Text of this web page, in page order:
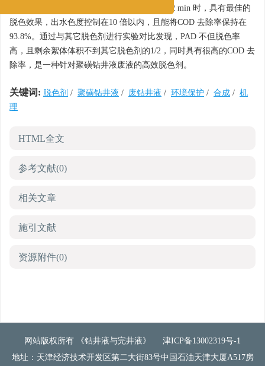
pH 值为4、搅拌速度为30 r/min、搅拌时间为2 min 时，具有最佳的
脱色效果，出水色度控制在10 倍以内，且能将COD 去除率保持在
93.8%。通过与其它脱色剂进行实验对比发现，PAD 不但脱色率
高，且剩余絮体体积不到其它脱色剂的1/2，同时具有很高的COD 去
除率，是一种针对聚磺钻井液废液的高效脱色剂。
关键词: 脱色剂 / 聚磺钻井液 / 废钻井液 / 环境保护 / 合成 / 机
理
HTML全文
参考文献(0)
相关文章
施引文献
资源附件(0)
网站版权所有 《钻井液与完井液》
津ICP备13002319号-1
地址：天津经济技术开发区第二大街83号中国石油天津大厦A517房